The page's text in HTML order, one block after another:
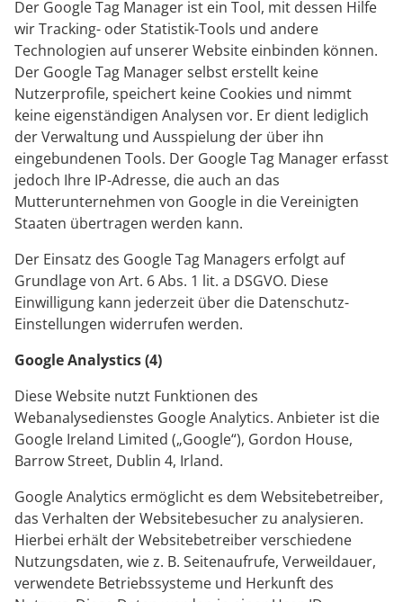
Der Google Tag Manager ist ein Tool, mit dessen Hilfe
wir Tracking- oder Statistik-Tools und andere
Technologien auf unserer Website einbinden können.
Der Google Tag Manager selbst erstellt keine
Nutzerprofile, speichert keine Cookies und nimmt
keine eigenständigen Analysen vor. Er dient lediglich
der Verwaltung und Ausspielung der über ihn
eingebundenen Tools. Der Google Tag Manager erfasst
jedoch Ihre IP-Adresse, die auch an das
Mutterunternehmen von Google in die Vereinigten
Staaten übertragen werden kann.
Der Einsatz des Google Tag Managers erfolgt auf
Grundlage von Art. 6 Abs. 1 lit. a DSGVO. Diese
Einwilligung kann jederzeit über die Datenschutz-
Einstellungen widerrufen werden.
Google Analystics (4)
Diese Website nutzt Funktionen des
Webanalysedienstes Google Analytics. Anbieter ist die
Google Ireland Limited („Google“), Gordon House,
Barrow Street, Dublin 4, Irland.
Google Analytics ermöglicht es dem Websitebetreiber,
das Verhalten der Websitebesucher zu analysieren.
Hierbei erhält der Websitebetreiber verschiedene
Nutzungsdaten, wie z. B. Seitenaufrufe, Verweildauer,
verwendete Betriebssysteme und Herkunft des